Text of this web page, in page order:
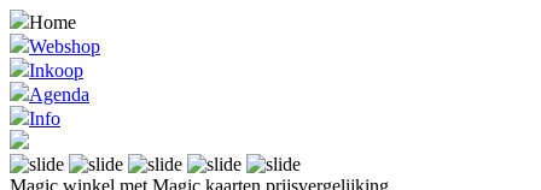
Home
Webshop
Inkoop
Agenda
Info
Magic winkel met Magic kaarten prijsvergelijking